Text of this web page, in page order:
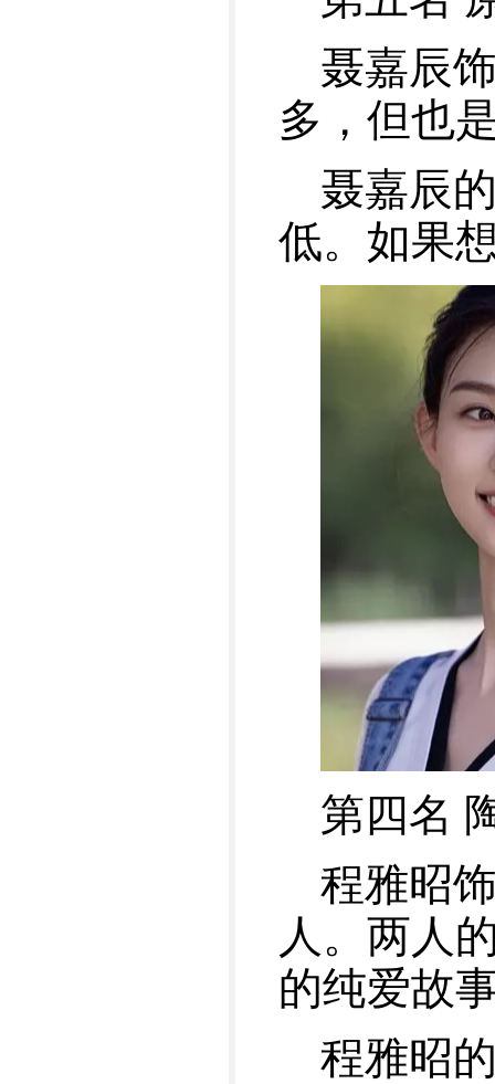
聂嘉辰
多，但也
聂嘉辰
低。如果
第四名
程雅昭
人。两人
的纯爱故
程雅昭